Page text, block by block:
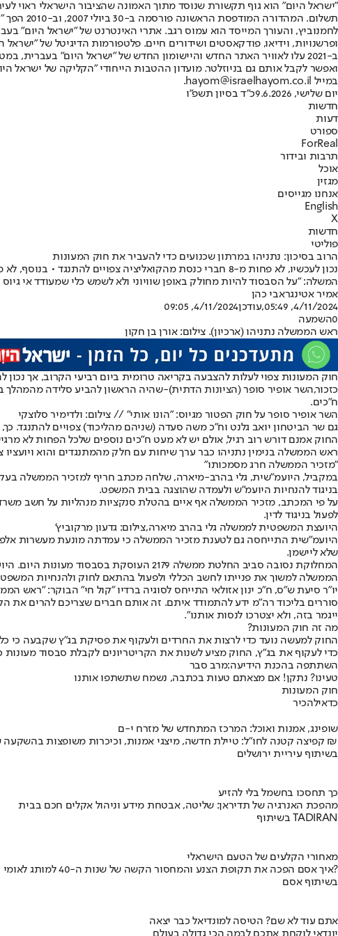
"ישראל היום" הוא גוף תקשורת שנוסד מתוך האמונה שהציבור הישראלי ראוי
תשלום.
ופרשנויות, וידיאו, פודקאסטים ושידורים חיים. פלטפורמות הדיגיטל של "ישראל
ב-2021 עלו לאוויר האתר החדש והיישומון החדש של "ישראל היום"
ואפשר לקבל אותם גם בניוזלטר. מועדון ההטבות הייחודי "הקליקה של ישראל
במייל hayom@israelhayom.co.il.
יום שלישי, 9.6.2026
כ"ד בסיון תשפ"ו
חדשות
דעות
ספורט
ForReal
תרבות ובידור
אוכל
מגזין
אנחנו מגייסים
English
X
חדשות
פוליטי
הרוב בסיכון: נתניהו במרתון שכנועים כדי להעביר את חוק המעונות
נכון לעכשיו, לא פחות מ-8 חברי כנסת מהקואליציה
המשלה: "על הסבסוד להיות מחולק באופן שוויוני ולא לשמש כלי שמעודד אי
אמיר אטינגראבי כהן
4/11/2024, 05:49
,עודכן4/11/2024, 09:05
0השמעה
ראש הממשלה נתניהו (ארכיון). צילום: אורן בן חקון
חוק המעונות צפוי לעלות להצבעה בקריאה טרומית ביום רביעי הקרוב, אך נכון
כזכור,השר אופיר סופר (הציונות הדתית)-שהיה הראשון להביע סלידה מהמהלך
ח"כים.
השר אופיר סופר על חוק הפטור מגיוס: "הונו אותי" // צילום: ולדימיר סלוצקי
גם שר הביטחון יואב גלנט וח"כ משה סעדה (שניהם מהליכוד) צפויים להתנגד. כך, שבמצב
החוק אמנם דורש רוב רגיל, אולם יש לא מעט ח״כים נוספים שלכל הפחות לא
ראש הממשלה בנימין נתניהו כבר ערך שיחות עם חלק מהמתנגדים והוא
"מזכיר הממשלה חרג מסמכותו"
במקביל, היועמ"שית, גלי בהרב-מיארה, שלחה מכתב חריף למזכיר הממשלה
בניגוד להנחיות היועמ"ש ולעמדה שהוצגה בבית המשפט.
על פי המכתב, מזכיר הממשלה אף איים בהטלת סנקציות מנהליות על חשב משרד
לפעול בניגוד לדין.
היועצת המשפטית לממשלה גלי בהרב מיארה,צילום: גדעון מרקוביץ'
היועמ"שית התייחסה גם לטענת מזכיר הממשלה כי עמדתה מונעת מעשרות
שלא ליישמן.
המחלוקת נסובה סביב החלטת ממשלה 2179
הממשלה למשוך את פנייתו לחשב הכללי ולפעול בהתאם לחוק ולהנחיות
יו"ר סיעת ש"ס, ח״כ ינון אזולאי התייחס לסוגיה ברדיו "קול חי" הבוקר:
סוררים בליכוד רה"מ ידע להתמודד איתם. זה אותם חברים שצריכם להרים את
ייגמר בזה, ולא יצטרכו לנסות אותנו".
מה זה חוק המעונות?
החוק למעשה נועד כדי לרצות את החרדים ולעקוף את פסיקת בג״ץ שקבעה כי
כדי לעקוף את בג״ץ, החוק מציע לשנות את הקריטריונים לקבלת סבסוד
השתתפה בהכנת הידיעה:מרב סבר
טעינו? נתקן! אם מצאתם טעות בכתבה, נשמח שתשתפו אותנו
חוק המעונות
כדאילהכיר
שופינג, אמנות ואוכל: המרכז המתחדש של מזרח י-ם
קפיצה קטנה לחו"ל: טיילת חדשה, מיצגי אמנות, וכיכרות משופצות בהשקעה של 100 מיליון ₪
בשיתוף עיריית ירושלים
כך תחסכו בחשמל בלי להזיע
מהפכת האנרגיה של תדיראן: שליטה, אבטחת מידע וניהול אקלים חכם בבית
בשיתוף TADIRAN
מאחורי הקלעים של הטעם הישראלי
איך אסם הפכה את תקופת הצנע והמחסור הקשה של שנות ה-40 למותג לאומי?
בשיתוף אסם
אתם עוד לא שם? הטיסה למונדיאל כבר יצאה